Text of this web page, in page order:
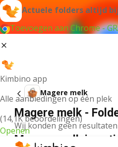
Actuele folders altijd
Toevoegen aan Chrome -
Kimbino app
Alle aanbiedingen op één plek
(14,1K beoordelingen)
Openen
Magere melk
Magere melk -
Wij konden geen
Magere melk in